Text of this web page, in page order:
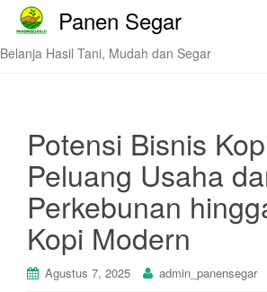
Panen Segar
Belanja Hasil Tani, Mudah dan Segar
Potensi Bisnis
Peluang Usaha
Perkebunan
Kopi Modern
Agustus 7, 2025 admin_panensegar